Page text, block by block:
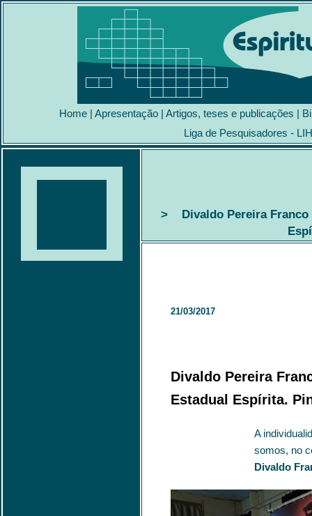
Home | Apresentação | Artigos, teses e publicações |
Liga de Pesquisadores -
> Divaldo Pereira Franco
21/03/2017
Divaldo Pereira
Estadual Espírita.
A
somos, no
Divaldo